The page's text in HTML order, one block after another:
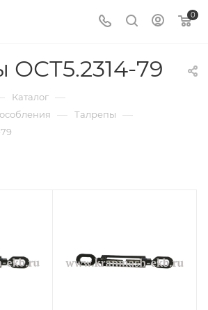
0
ОСТ5.2314-79
Каталог —
— Талрепы —